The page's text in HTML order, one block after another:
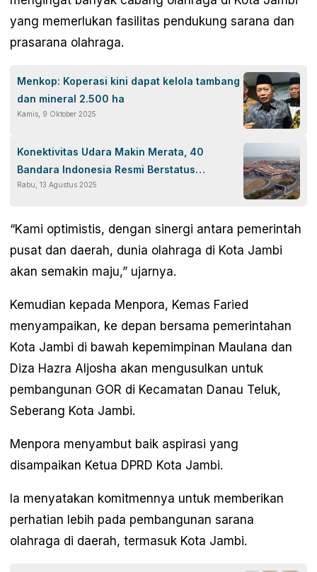
yang memerlukan fasilitas pendukung sarana dan
prasarana olahraga.
Menkop: Koperasi kini dapat kelola tambang
dan mineral 2.500 ha
Kamis, 9 Oktober 2025
Konektivitas Udara Makin Merata, 40
Bandara Indonesia Resmi Berstatus
Internasional
Rabu, 13 Agustus 2025
“Kami optimistis, dengan sinergi antara pemerintah
pusat dan daerah, dunia olahraga di Kota Jambi
akan semakin maju,” ujarnya.
Kemudian kepada Menpora, Kemas Faried
menyampaikan, ke depan bersama pemerintahan
Kota Jambi di bawah kepemimpinan Maulana dan
Diza Hazra Aljosha akan mengusulkan untuk
pembangunan GOR di Kecamatan Danau Teluk,
Seberang Kota Jambi.
Menpora menyambut baik aspirasi yang
disampaikan Ketua DPRD Kota Jambi.
Ia menyatakan komitmennya untuk memberikan
perhatian lebih pada pembangunan sarana
olahraga di daerah, termasuk Kota Jambi.